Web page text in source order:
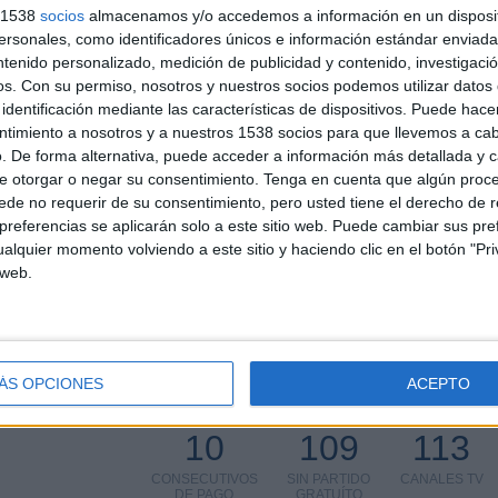
socios almacenamos y/o accedemos a información en un
como identificadores únicos e información estándar
personalizado, medición de publicidad y contenido,
Con su permiso, nosotros y nuestros socios podemos utilizar datos
mediante las características de dispositivos. Puede
a nosotros y a nuestros 1538 socios para que llevemos a
De forma alternativa, puede acceder a información más detallada y
otorgar o negar su consentimiento. Tenga en cuenta que algún
no requerir de su consentimiento, pero usted tiene el derecho de
se aplicarán solo a este sitio web. Puede cambiar sus
momento volviendo a este sitio y haciendo clic en el botón
OPCIONES ACEPTO
Más días
EN TELEVISIÓN EN ESPAÑA
los datos estadísticos de cuándo y dónde se televisan los partidos deFútboldel
dar los siguientes datos:
ÚLTIMO PARTIDO EN ABIERTO
Ibai YouTube, LaLiga TV Bar
113
CANALES TV
109
SIN PARTIDO
GRATUÍTO
10
CONSECUTIVOS
DE PAGO